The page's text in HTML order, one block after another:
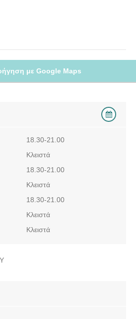
με Google Maps
18.30-21.00
Κλειστά
18.30-21.00
Κλειστά
18.30-21.00
Κλειστά
Κλειστά